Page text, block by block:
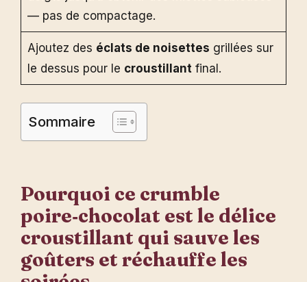
— pas de compactage.
Ajoutez des éclats de noisettes grillées sur
le dessus pour le croustillantfinal.
Sommaire
Pourquoi ce crumble
poire‑chocolat est le délice
croustillant qui sauve les
goûters et réchauffe les